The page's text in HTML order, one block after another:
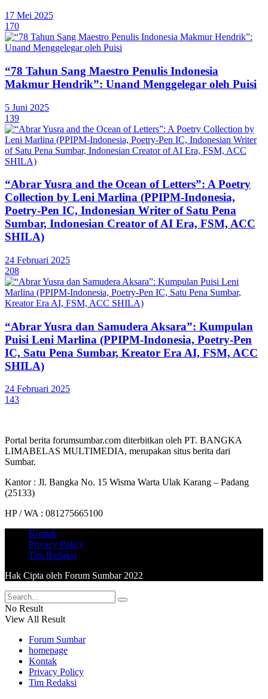
17 Mei 2025
170
“78 Tahun Sang Maestro Penulis Indonesia
Makmur Hendrik”: Unand Menggelegar oleh Puisi
5 Juni 2025
139
“Abrar Yusra and the Ocean of Letters”: A Poetry
Collection by Leni Marlina (PPIPM-Indonesia,
Poetry-Pen IC, Indonesian Writer of Satu Pena
Sumbar, Indonesian Creator of AI Era, FSM, ACC
SHILA)
24 Februari 2025
208
“Abrar Yusra dan Samudera Aksara”: Kumpulan
Puisi Leni Marlina (PPIPM-Indonesia, Poetry-Pen
IC, Satu Pena Sumbar, Kreator Era AI, FSM, ACC
SHILA)
24 Februari 2025
143
Portal berita forumsumbar.com diterbitkan oleh PT. BANGKA
LIMABELAS MULTIMEDIA, merupakan situs berita dari
Sumbar.
Kantor : Jl. Bangka No. 15 Wisma Warta Ulak Karang – Padang
(25133)
HP / WA : 081275665100
Kontak
Privacy Policy
Tim Redaksi
Hak Cipta oleh Forum Sumbar 2022
No Result
View All Result
Forum Sumbar
homepage
Kontak
Privacy Policy
Tim Redaksi